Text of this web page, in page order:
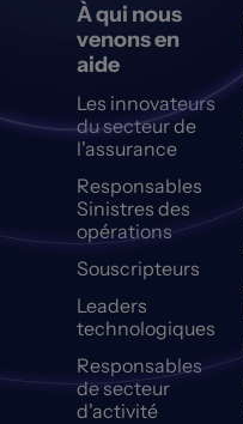
À qui nous
venons en
aide
Les innovateurs
du secteur de
l'assurance
Responsables
Sinistres des
opérations
Souscripteurs
Leaders
technologiques
Responsables
de secteur
d'activité